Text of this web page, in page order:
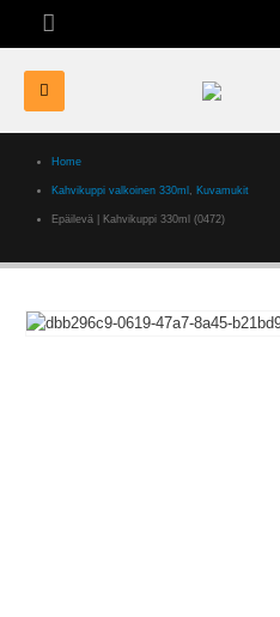
Home
Kahvikuppi valkoinen 330ml , Kuvamukit
Epäilevä | Kahvikuppi 330ml (0472)